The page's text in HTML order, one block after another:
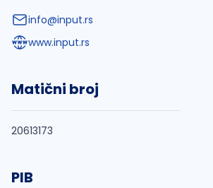
info@input.rs
www.input.rs
Matični broj
20613173
PIB